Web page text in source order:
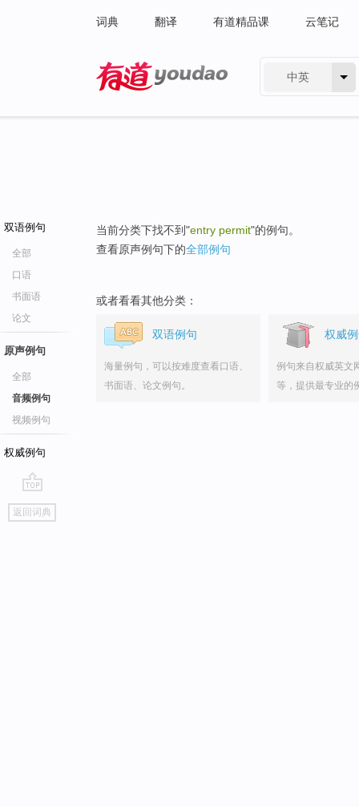
词典 翻译 有道精品课 云笔记
中英
双语例句
全部
口语
书面语
论文
原声例句
全部
音频例句
视频例句
权威例句
go
top
返回词典
当前分类下找不到"entry permit"的例句。
查看原声例句下的全部例句
或者看看其他分类：
双语例句
海量例句，可以按难度查看口语、
书面语、论文例句。
权威
例句来自权威英文
等，提供最专业的